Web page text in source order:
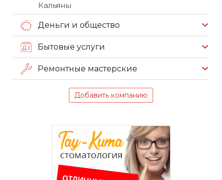
Кальяны
Деньги и общество
Бытовые услуги
Ремонтные мастерские
Добавить компанию